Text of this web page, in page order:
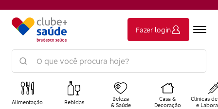
Fazer login
Alimentação Bebidas
Beleza
& Saúde
Casa &
Decoração
Clínicas
e